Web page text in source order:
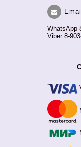
WhatsApp
Viber 8-